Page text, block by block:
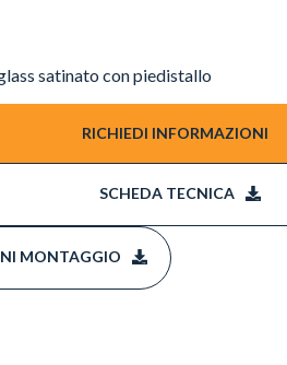
satinato con piedistallo
RICHIEDI INFORMAZIONI
SCHEDA TECNICA
MONTAGGIO